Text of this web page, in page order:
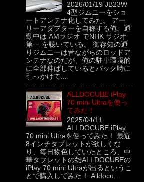
2026/01/19 JB23W
4型ジムニーをショ
ートアンテナ化してみた。 アー
リーアダプターを自称する俺。通
勤中は AMラジオ でNHK ラジオ
第一 を聴いている。 御存知の通
りジムニーは昔ながらのロッドア
ンテナなのだが、俺の駐車環境的
に全部伸ばしているとバック時に
引っかけて...
ALLDOCUBE iPlay
70 mini Ultraを使っ
てみた！
2025/04/11
ALLDOCUBE iPlay
70 mini Ultraを使ってみた！ 最近
8インチタブレットが欲しくな
り、毎日物色していたところ、中
華タブレットの雄ALLDOCUBEの
iPlay 70 mini Ultraが出るというこ
とで購入してみた！ Alldocu...